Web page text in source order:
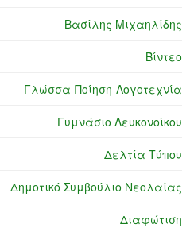
Βασίλης Μιχαηλίδης
Βίντεο
Γλώσσα-Ποίηση-Λογοτεχνία
Γυμνάσιο Λευκονοίκου
Δελτία Τύπου
Δημοτικό Συμβούλιο Νεολαίας
Διαφώτιση